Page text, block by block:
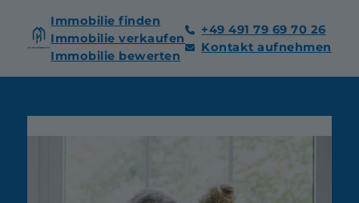
Immobilie finden
Immobilie verkaufen
Immobilie bewerten
+49 491 79 69 70 26
Kontakt aufnehmen